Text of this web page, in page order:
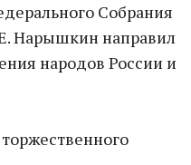
Собрания
Нарышкин направил
народов России и